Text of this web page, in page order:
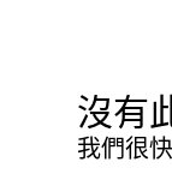
沒有
我們很